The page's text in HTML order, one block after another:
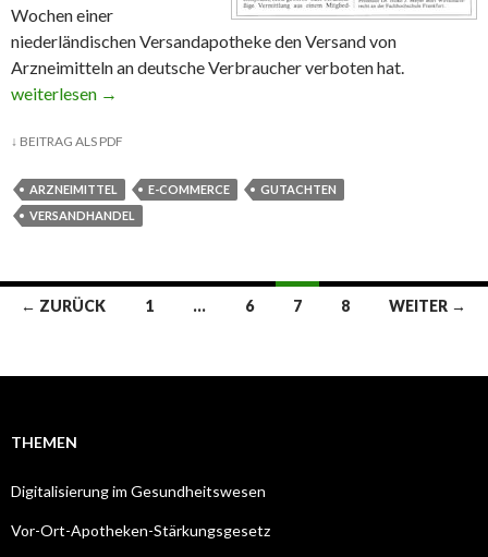
Wochen einer
niederländischen Versandapotheke den Versand von
Arzneimitteln an deutsche Verbraucher verboten hat.
E-Commerce mit Arzneimitteln: Die FAZ fragt nach
weiterlesen →
↓ BEITRAG ALS PDF
ARZNEIMITTEL E-COMMERCE
GUTACHTEN
VERSANDHANDEL
Navigation
← ZURÜCK 1 … 6 7 8 WEITER →
THEMEN
Digitalisierung im Gesundheitswesen
Vor-Ort-Apotheken-Stärkungsgesetz